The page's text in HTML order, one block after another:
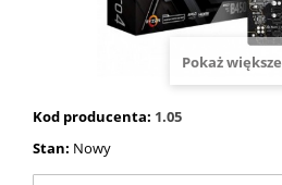
Pokaż większe
Kod producenta: 1.05
Stan: Nowy